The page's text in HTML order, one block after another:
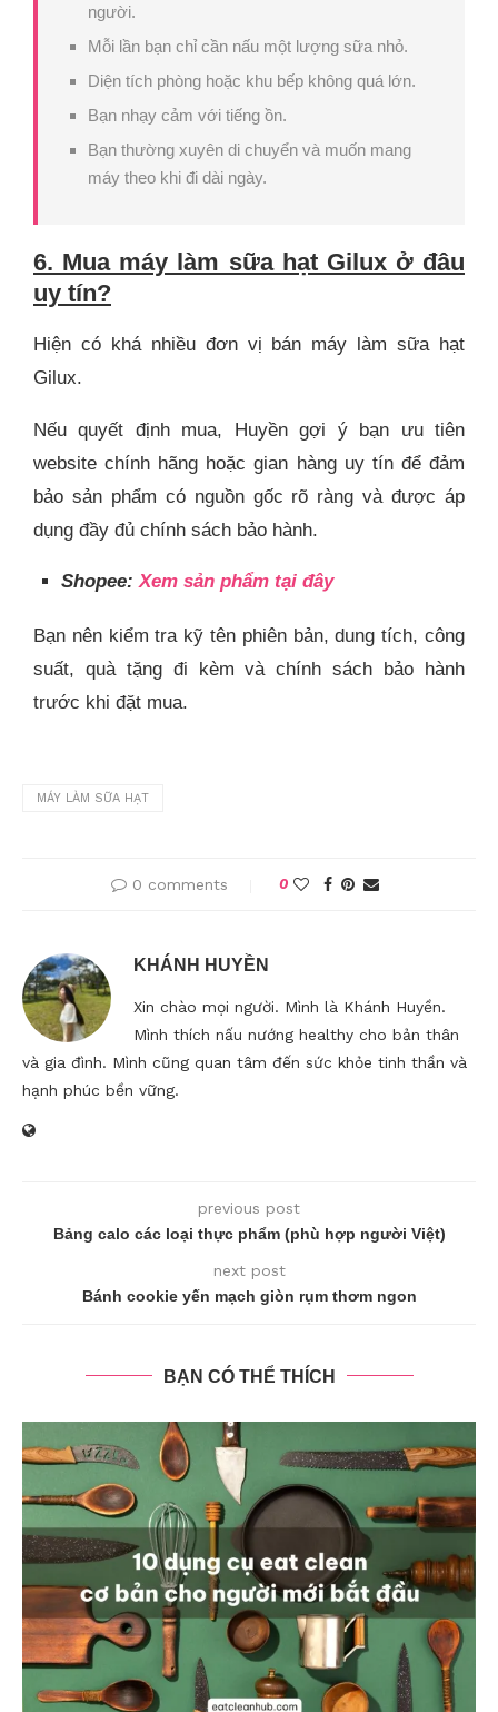
người.
Mỗi lần bạn chỉ cần nấu một lượng sữa nhỏ.
Diện tích phòng hoặc khu bếp không quá lớn.
Bạn nhạy cảm với tiếng ồn.
Bạn thường xuyên di chuyển và muốn mang
máy theo khi đi dài ngày.
6. Mua máy làm sữa hạt Gilux ở đâu
uy tín?
Hiện có khá nhiều đơn vị bán máy làm sữa hạt
Gilux.
Nếu quyết định mua, Huyền gợi ý bạn ưu tiên
website chính hãng hoặc gian hàng uy tín để đảm
bảo sản phẩm có nguồn gốc rõ ràng và được áp
dụng đầy đủ chính sách bảo hành.
Shopee: Xem sản phẩm tại đây
Bạn nên kiểm tra kỹ tên phiên bản, dung tích, công
suất, quà tặng đi kèm và chính sách bảo hành
trước khi đặt mua.
MÁY LÀM SỮA HẠT
0 comments 0
KHÁNH HUYỀN
Xin chào mọi người. Mình là Khánh Huyền.
Mình thích nấu nướng healthy cho bản thân
và gia đình. Mình cũng quan tâm đến sức khỏe tinh thần và
hạnh phúc bền vững.
previous post
Bảng calo các loại thực phẩm (phù hợp người Việt)
next post
Bánh cookie yến mạch giòn rụm thơm ngon
BẠN CÓ THỂ THÍCH